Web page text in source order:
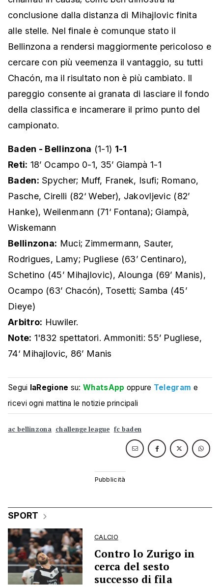
conclusione dalla distanza di Mihajlovic finita
alle stelle. Nel finale è comunque stato il
Bellinzona a rendersi maggiormente pericoloso e
cercare con più veemenza il vantaggio, su tutti
Chacón, ma il risultato non è più cambiato. Il
pareggio consente ai granata di lasciare il fondo
della classifica e incamerare il primo punto del
campionato.
Baden - Bellinzona (1-1) 1-1
Reti: 18’ Ocampo 0-1, 35’ Giampà 1-1
Baden: Spycher; Muff, Franek, Isufi; Romano,
Pasche, Cirelli (82‘ Weber), Jakovljevic (82’
Hanke), Weilenmann (71‘ Fontana); Giampà,
Wiskemann
Bellinzona: Muci; Zimmermann, Sauter,
Rodrigues, Lamy; Pugliese (63’ Centinaro),
Schetino (45’ Mihajlovic), Alounga (69’ Manis),
Ocampo (63’ Chacón), Tosetti; Samba (45’
Dieye)
Arbitro: Huwiler.
Note: 1'832 spettatori. Ammoniti: 55’ Pugliese,
74‘ Mihajlovic, 86’ Manis
Segui laRegione su:WhatsApp oppure Telegram e
ricevi ogni mattina le notizie principali
ac bellinzona challenge league fc baden
SPORT
CALCIO
Contro lo Zurigo in
cerca del sesto
successo di fila